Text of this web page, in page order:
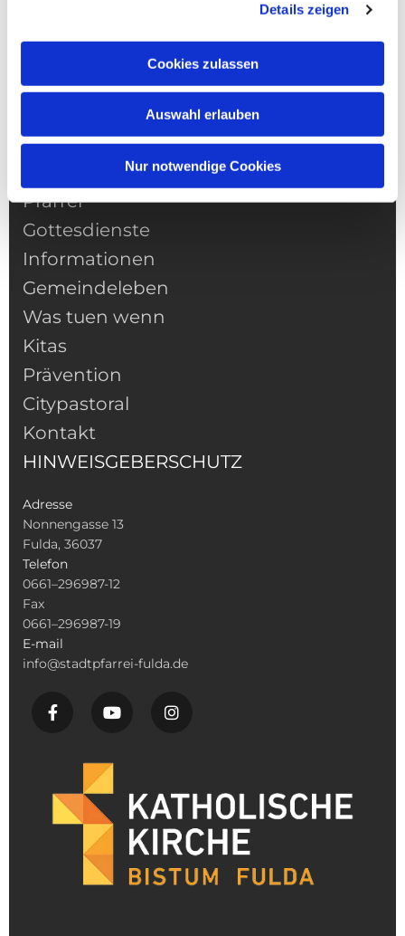
Details zeigen
Cookies zulassen
Auswahl erlauben
Nur notwendige Cookies
NAVIGATION
Pfarrei
Gottesdienste
Informationen
Gemeindeleben
Was tuen wenn
Kitas
Prävention
Citypastoral
Kontakt
HINWEISGEBERSCHUTZ
Adresse
Nonnengasse 13
Fulda, 36037
Telefon
0661–296987-12
Fax
0661–296987-19
E-mail
info@stadtpfarrei-fulda.de